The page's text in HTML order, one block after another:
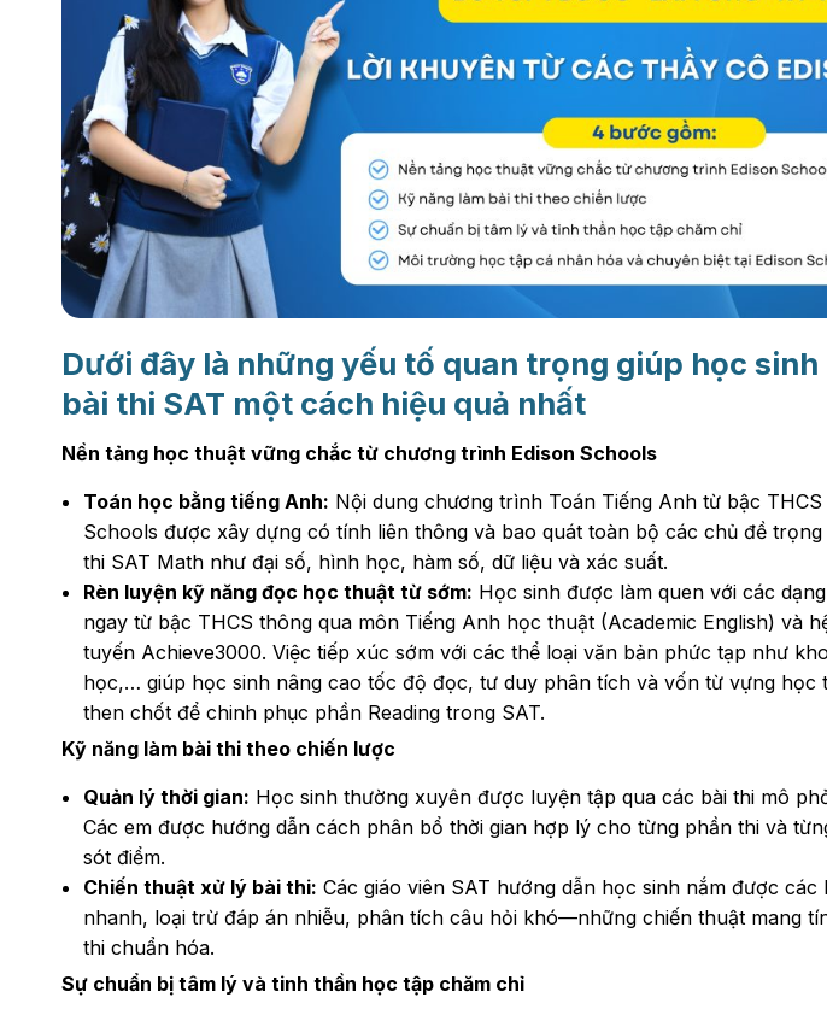
Dưới đây là những yếu tố quan trọng giúp học
bài thi SAT một cách hiệu quả nhất
Nền tảng học thuật vững chắc từ chương trình Edison Schools
Toán học bằng tiếng Anh: Nội dung chương trình Toán Tiếng Anh từ bậc
Schools được xây dựng có tính liên thông và bao quát toàn bộ các chủ đề
thi SAT Math như đại số, hình học, hàm số, dữ liệu và xác suất.
Rèn luyện kỹ năng đọc học thuật từ sớm: Học sinh được làm quen với các
ngay từ bậc THCS thông qua môn Tiếng Anh học thuật (Academic English) và
tuyến Achieve3000. Việc tiếp xúc sớm với các thể loại văn bản phức tạp như
học,… giúp học sinh nâng cao tốc độ đọc, tư duy phân tích và vốn từ vựng
then chốt để chinh phục phần Reading trong SAT.
Kỹ năng làm bài thi theo chiến lược
Quản lý thời gian: Học sinh thường xuyên được luyện tập qua các bài thi mô
Các em được hướng dẫn cách phân bổ thời gian hợp lý cho từng phần thi và
sót điểm.
Chiến thuật xử lý bài thi: Các giáo viên SAT hướng dẫn học sinh nắm được
nhanh, loại trừ đáp án nhiễu, phân tích câu hỏi khó—những chiến thuật mang
thi chuẩn hóa.
Sự chuẩn bị tâm lý và tinh thần học tập chăm chỉ